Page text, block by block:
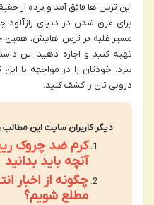
این ترس ها فائق آمد و پرده از
برای غرق شدن در دنیای رازآلود
مسیر غلبه بر ترس هایش، همین
تهیه کنید و اجازه دهید این
ببرد. خودتان را در مواجهه با
درونی تان را کشف کنید.
دیگر کاربران سایت این
کرم ضد چروک
آنچه باید بدانید
چگونه از اخبار
مطلع شویم؟